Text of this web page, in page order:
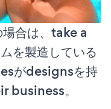
合は、take a
を製造している
がdesignsを持
business。